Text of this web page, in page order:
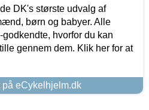
DK's største udvalg af
børn og babyer. Alle
hvorfor du kan
gennem dem. Klik her for at
på eCykelhjelm.dk